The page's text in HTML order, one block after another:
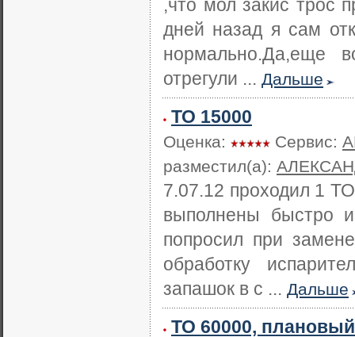
,что мол закис трос
дней назад я сам
нормально.Да,еще
отрегули ... Дальше
ТО 15000
Оценка: Сервис:
разместил(а):
7.07.12 проходил 1
выполнены быстро
попросил при
обработку
запашок в с ... Дальше
ТО 60000,